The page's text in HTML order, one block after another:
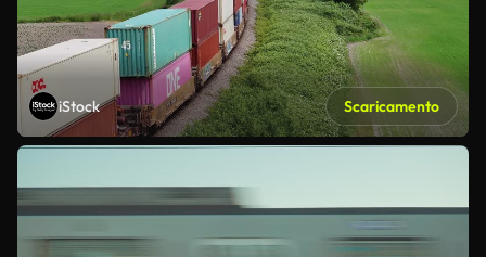
iStock Scaricamento